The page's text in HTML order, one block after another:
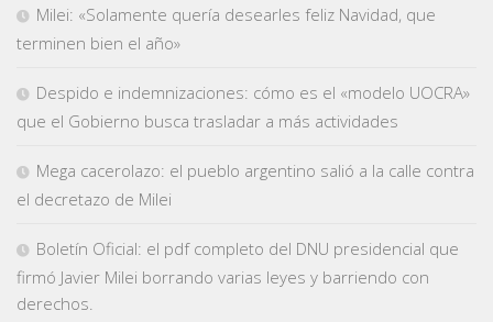
Milei: «Solamente quería desearles feliz Navidad, que
terminen bien el año»
Despido e indemnizaciones: cómo es el «modelo UOCRA»
que el Gobierno busca trasladar a más actividades
Mega cacerolazo: el pueblo argentino salió a la calle contra
el decretazo de Milei
Boletín Oficial: el pdf completo del DNU presidencial que
firmó Javier Milei borrando varias leyes y barriendo con
derechos.